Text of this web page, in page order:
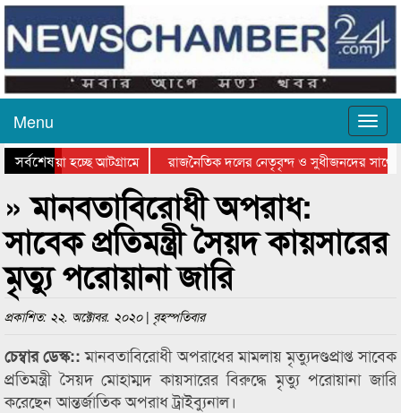
Menu
সর্বশেষ
যাওয়া হচ্ছে আটগ্রামে
রাজনৈতিক দলের নেতৃবৃন্দ ও সুধীজনদের সাথে
পুরস্কার বিতরণ সম্পন্ন
সিলেটে বাংলাদেশ গ্রুপ থিয়েটার
» মানবতাবিরোধী অপরাধ:
সাবেক প্রতিমন্ত্রী সৈয়দ কায়সারের
মৃত্যু পরোয়ানা জারি
প্রকাশিত: ২২. অক্টোবর. ২০২০ | বৃহস্পতিবার
চেম্বার ডেস্ক::মানবতাবিরোধী অপরাধের মামলায় মৃত্যুদণ্ডপ্রাপ্ত সাবেক
প্রতিমন্ত্রী সৈয়দ মোহাম্মদ কায়সারের বিরুদ্ধে মৃত্যু পরোয়ানা জারি
করেছেন আন্তর্জাতিক অপরাধ ট্রাইব্যুনাল।